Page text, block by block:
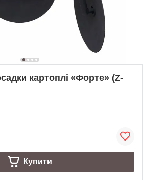
картоплі «Форте» (Z-
Купити